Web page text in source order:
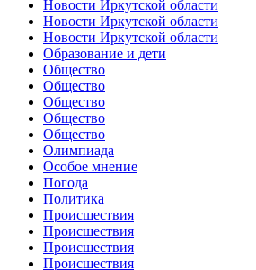
Новости Иркутской области
Новости Иркутской области
Новости Иркутской области
Образование и дети
Общество
Общество
Общество
Общество
Общество
Олимпиада
Особое мнение
Погода
Политика
Происшествия
Происшествия
Происшествия
Происшествия